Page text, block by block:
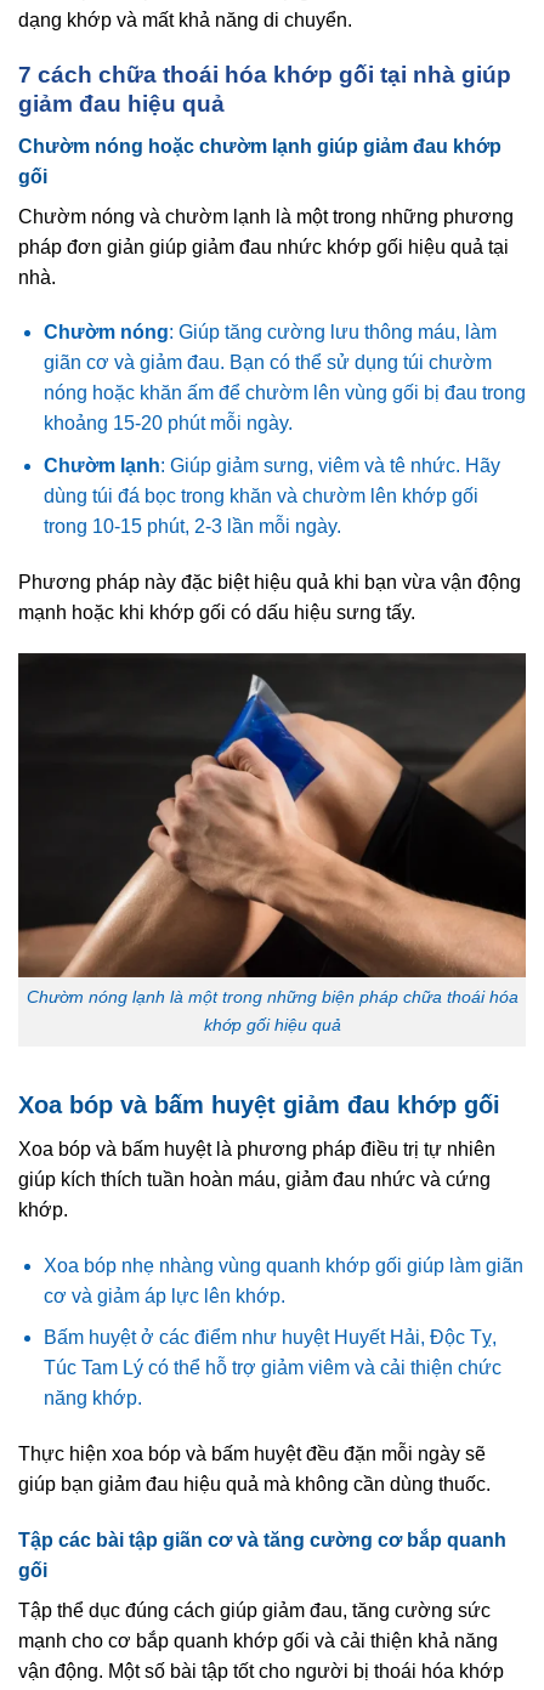
dạng khớp và mất khả năng di chuyển.
7 cách chữa thoái hóa khớp gối tại nhà giúp
giảm đau hiệu quả
Chườm nóng hoặc chườm lạnh giúp giảm đau khớp
gối
Chườm nóng và chườm lạnh là một trong những phương
pháp đơn giản giúp giảm đau nhức khớp gối hiệu quả tại
nhà.
Chườm nóng: Giúp tăng cường lưu thông máu, làm
giãn cơ và giảm đau. Bạn có thể sử dụng túi chườm
nóng hoặc khăn ấm để chườm lên vùng gối bị đau trong
khoảng 15-20 phút mỗi ngày.
Chườm lạnh: Giúp giảm sưng, viêm và tê nhức. Hãy
dùng túi đá bọc trong khăn và chườm lên khớp gối
trong 10-15 phút, 2-3 lần mỗi ngày.
Phương pháp này đặc biệt hiệu quả khi bạn vừa vận động
mạnh hoặc khi khớp gối có dấu hiệu sưng tấy.
Chườm nóng lạnh là một trong những biện pháp chữa thoái hóa
khớp gối hiệu quả
Xoa bóp và bấm huyệt giảm đau khớp gối
Xoa bóp và bấm huyệt là phương pháp điều trị tự nhiên
giúp kích thích tuần hoàn máu, giảm đau nhức và cứng
khớp.
Xoa bóp nhẹ nhàng vùng quanh khớp gối giúp làm giãn
cơ và giảm áp lực lên khớp.
Bấm huyệt ở các điểm như huyệt Huyết Hải, Độc Tỵ,
Túc Tam Lý có thể hỗ trợ giảm viêm và cải thiện chức
năng khớp.
Thực hiện xoa bóp và bấm huyệt đều đặn mỗi ngày sẽ
giúp bạn giảm đau hiệu quả mà không cần dùng thuốc.
Tập các bài tập giãn cơ và tăng cường cơ bắp quanh
gối
Tập thể dục đúng cách giúp giảm đau, tăng cường sức
mạnh cho cơ bắp quanh khớp gối và cải thiện khả năng
vận động. Một số bài tập tốt cho người bị thoái hóa khớp